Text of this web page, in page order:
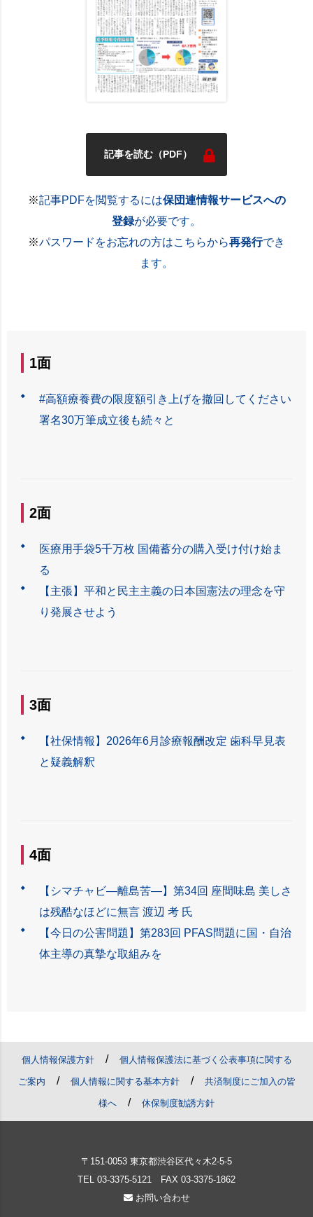
記事を読む（PDF）
※記事PDFを閲覧するには保団連情報サービスへの
登録が必要です。
※パスワードをお忘れの方はこちらから再発行でき
ます。
1面
#高額療養費の限度額引き上げを撤回してください
署名30万筆成立後も続々と
2面
医療用手袋5千万枚 国備蓄分の購入受け付け始ま
る
【主張】平和と民主主義の日本国憲法の理念を守
り発展させよう
3面
【社保情報】2026年6月診療報酬改定 歯科早見表
と疑義解釈
4面
【シマチャビ―離島苦―】第34回 座間味島 美しさ
は残酷なほどに無言 渡辺 考 氏
【今日の公害問題】第283回 PFAS問題に国・自治
体主導の真摯な取組みを
個人情報保護方針/ 個人情報保護法に基づく公表事項に関する
ご案内 / 個人情報に関する基本方針/ 共済制度にご加入の皆
様へ / 休保制度勧誘方針
〒151-0053 東京都渋谷区代々木2-5-5
TEL 03-3375-5121 FAX 03-3375-1862
お問い合わせ